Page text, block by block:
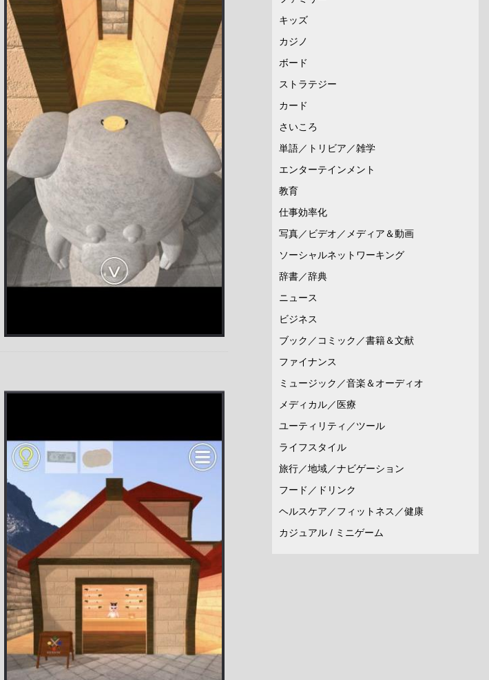
キッズ
カジノ
ボード
ストラテジー
カード
さいころ
単語／トリビア／雑学
エンターテインメント
教育
仕事効率化
写真／ビデオ／メディア＆動画
ソーシャルネットワーキング
辞書／辞典
ニュース
ビジネス
ブック／コミック／書籍＆文献
ファイナンス
ミュージック／音楽＆オーディオ
メディカル／医療
ユーティリティ／ツール
ライフスタイル
旅行／地域／ナビゲーション
フード／ドリンク
ヘルスケア／フィットネス／健康
カジュアル / ミニゲーム